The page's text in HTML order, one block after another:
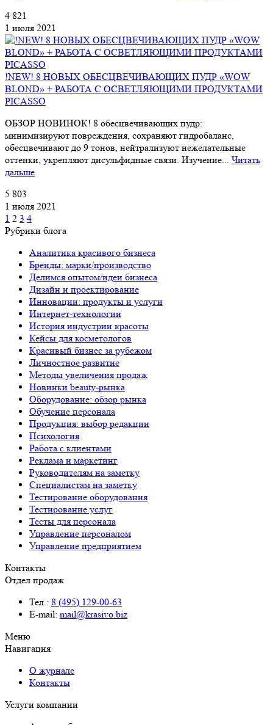
4 821
1 июля 2021
!NEW! 8 НОВЫХ ОБЕСЦВЕЧИВАЮЩИХ ПУДР «WOW
BLOND» + РАБОТА С ОСВЕТЛЯЮЩИМИ ПРОДУКТАМИ
PICASSO
ОБЗОР НОВИНОК! 8 обесцвечивающих пудр:
минимизируют повреждения, сохраняют гидробаланс,
обесцвечивают до 9 тонов, нейтрализуют нежелательные
оттенки, укрепляют дисульфидные связи. Изучение... Читать
дальше
5 803
1 июля 2021
1 2 3 4
Рубрики блога
Аналитика красивого бизнеса
Бренды: марки/производство
Делимся опытом/идеи бизнеса
Дизайн и проектирование
Инновации: продукты и услуги
Интернет-технологии
История индустрии красоты
Кейсы для косметологов
Красивый бизнес за рубежом
Личностное развитие
Методы увеличения продаж
Новинки beauty-рынка
Оборудование: обзор рынка
Обучение персонала
Продукция: выбор редакции
Психология
Работа с клиентами
Реклама и маркетинг
Руководителям на заметку
Специалистам на заметку
Тестирование оборудования
Тестирование услуг
Тесты для персонала
Управление персоналом
Управление предприятием
Контакты
Отдел продаж
Тел.: 8 (495) 129-00-63
E-mail: mail@krasivo.biz
Меню
Навигация
О журнале
Контакты
Услуги компании